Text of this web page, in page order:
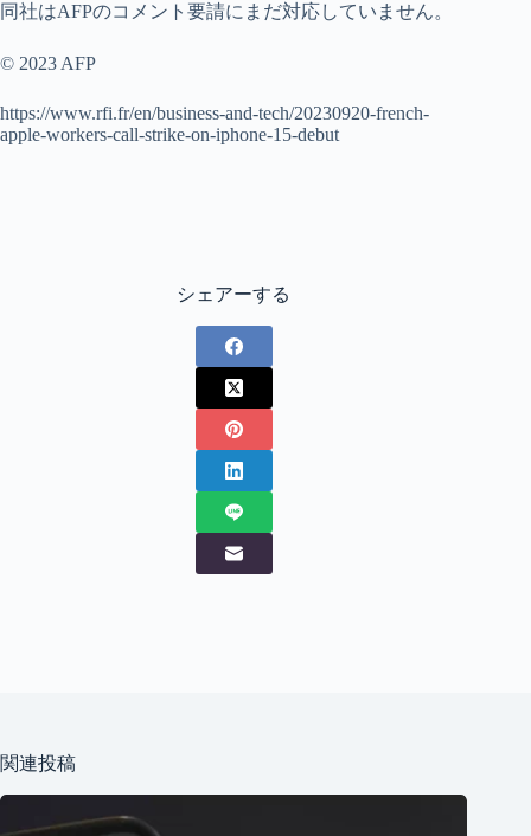
同社はAFPのコメント要請にまだ対応していません。
© 2023 AFP
https://www.rfi.fr/en/business-and-tech/20230920-french-
apple-workers-call-strike-on-iphone-15-debut
シェアーする
関連投稿